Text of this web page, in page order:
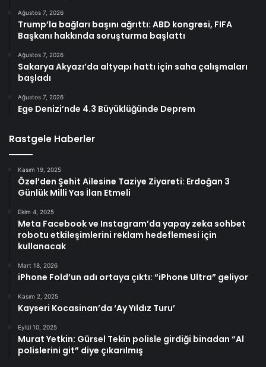
Ağustos 7, 2026
Trump’la bağları başını ağrıttı: ABD kongresi, FIFA
Başkanı hakkında soruşturma başlattı
Ağustos 7, 2026
Sakarya Akyazı’da altyapı hattı için saha çalışmaları
başladı
Ağustos 7, 2026
Ege Denizi’nde 4.3 Büyüklüğünde Deprem
Rastgele Haberler
Kasım 19, 2025
Özel’den Şehit Ailesine Taziye Ziyareti: Erdoğan 3
Günlük Milli Yas İlan Etmeli
Ekim 4, 2025
Meta Facebook ve Instagram’da yapay zeka sohbet
robotu etkileşimlerini reklam hedeflemesi için
kullanacak
Mart 18, 2026
iPhone Fold’un adı ortaya çıktı: “iPhone Ultra” geliyor
Kasım 2, 2025
Kayseri Kocasinan’da ‘Ay Yıldız Turu’
Eylül 10, 2025
Murat Yetkin: Gürsel Tekin polisle girdiği binadan “Al
polislerini git” diye çıkarılmış